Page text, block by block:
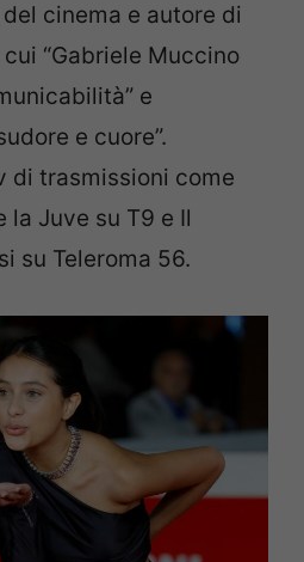
cinema e autore di
“Gabriele Muccino
e
e cuore”.
di trasmissioni come
la Juve su T9 e Il
su Teleroma 56.